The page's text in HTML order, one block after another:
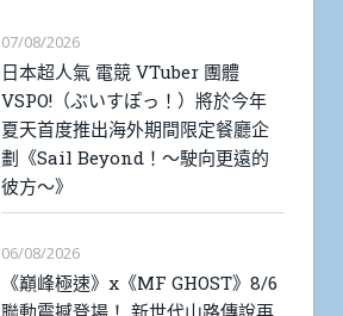
07/08/2026
日本超人氣 電競 VTuber 團體
VSPO!（ぶいすぽっ！）將於今年
夏天首度推出海外期間限定餐廳企
劃《Sail Beyond！～駛向更遠的
彼方～》
06/08/2026
《巔峰極速》x《MF GHOST》8/6
聯動震撼登場！ 新世代山路傳說再